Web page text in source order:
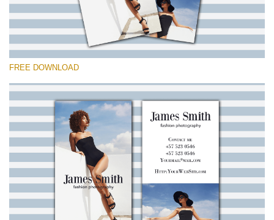
Please select
Free Template #8
Marketing Templates Photography
Free download
FREE DOWNLOAD